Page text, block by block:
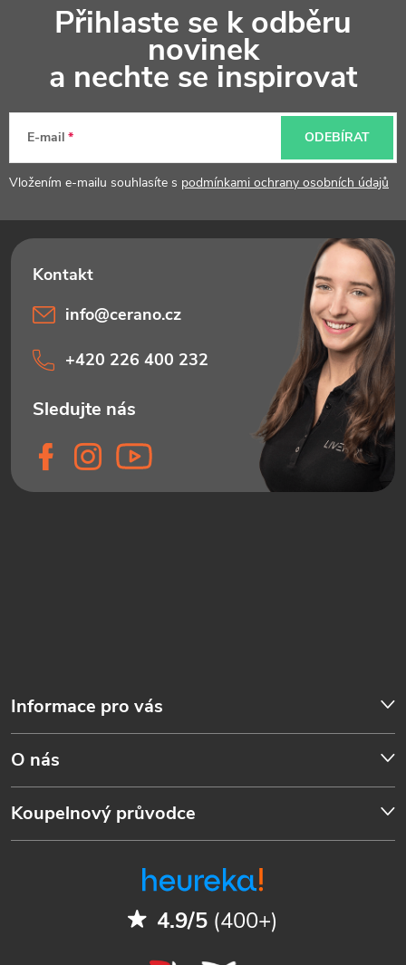
a
Přihlaste se k odběru
novinek
a nechte se inspirovat
E-mail
Vložením e-mailu souhlasíte s podmínkami ochrany osobních údajů
ODEBÍRAT
Informace pro vás
O nás
Koupelnový průvodce
info@cerano.cz
+420 226 400 232
4.9/5 (400+)